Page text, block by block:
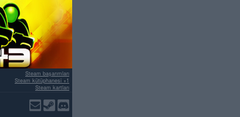
Steam başarımları
Steam kütüphanesi +1
Steam kartları